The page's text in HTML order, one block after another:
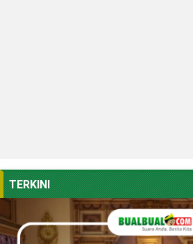
TERKINI